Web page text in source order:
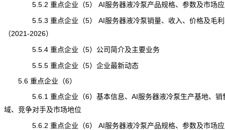
5.5.2 重点企业（5） AI服务器液冷泵产品规格、参数及市场应
5.5.3 重点企业（5） AI服务器液冷泵销量、收入、价格及毛利
（2021-2026）
5.5.4 重点企业（5）公司简介及主要业务
5.5.5 重点企业（5）企业最新动态
5.6 重点企业（6）
5.6.1 重点企业（6）基本信息、AI服务器液冷泵生产基地、销
域、竞争对手及市场地位
5.6.2 重点企业（6） AI服务器液冷泵产品规格、参数及市场应